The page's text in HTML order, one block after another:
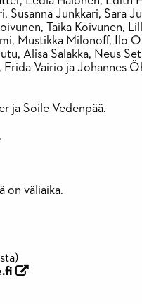
Susanna Junkkari, Sara
Taika Koivunen,
Mustikka Milonoff, Ilo
Alisa Salakka, Neus
Vairio ja Johannes
ja Soile Vedenpää.
on väliaika.